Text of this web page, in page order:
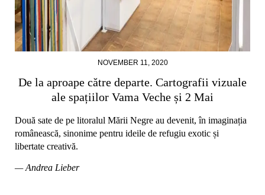
NOVEMBER 11, 2020
De la aproape către departe. Cartografii vizuale
ale spațiilor Vama Veche și 2 Mai
Două sate de pe litoralul Mării Negre au devenit, în imaginația
românească, sinonime pentru ideile de refugiu exotic și
libertate creativă.
— Andrea Lieber